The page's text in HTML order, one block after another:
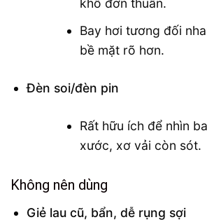
khô đơn thuần.
Bay hơi tương đối
bề mặt rõ hơn.
Đèn soi/đèn pin
Rất hữu ích để nhìn
xước, xơ vải còn sót.
Không nên dùng
Giẻ lau cũ, bẩn, dễ rụng sợi